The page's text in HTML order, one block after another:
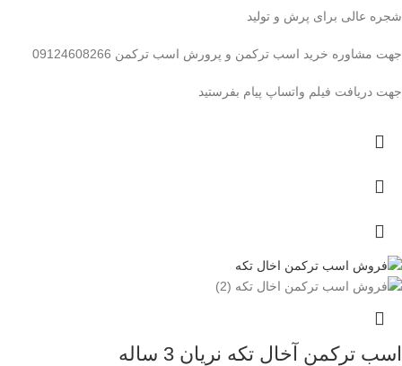
شجره عالی برای پرش و تولید
جهت مشاوره خرید اسب ترکمن و پرورش اسب ترکمن 09124608266
جهت دریافت فیلم واتساپ پیام بفرستید
اسب ترکمن آخال تکه نریان 3 ساله